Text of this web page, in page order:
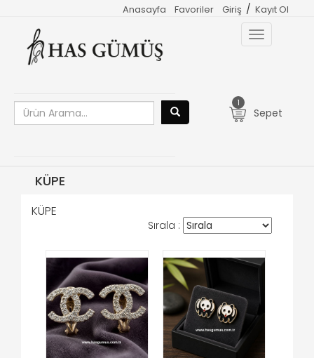
Giriş / Kayıt Ol
Favoriler
Anasayfa
Toggle
navigation
1
Sepet
KÜPE
KÜPE
Sırala :